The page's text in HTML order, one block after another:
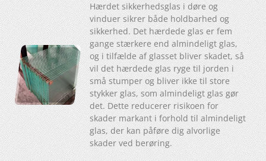
Hærdet sikkerhedsglas i døre og
vinduer sikrer både holdbarhed og
sikkerhed. Det hærdede glas er fem
gange stærkere end almindeligt glas,
og i tilfælde af glasset bliver skadet, så
vil det hærdede glas ryge til jorden i
små stumper og bliver ikke til store
stykker glas, som almindeligt glas gør
det. Dette reducerer risikoen for
skader markant i forhold til almindeligt
glas, der kan påføre dig alvorlige
skader ved berøring.